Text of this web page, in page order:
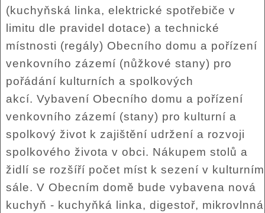
(kuchyňská linka, elektrické spotřebiče v
limitu dle pravidel dotace) a technické
místnosti (regály) Obecního domu a pořízení
venkovního zázemí (nůžkové stany) pro
pořádání kulturních a spolkových
akcí. Vybavení Obecního domu a pořízení
venkovního zázemí (stany) pro kulturní a
spolkový život k zajištění udržení a rozvoji
spolkového života v obci. Nákupem stolů a
židlí se rozšíří počet míst k sezení v kulturním
sále. V Obecním domě bude vybavena nová
kuchyň - kuchyňká linka, digestoř, mikrovlnná